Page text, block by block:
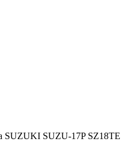
SUZUKI SUZU-17P SZ18TE